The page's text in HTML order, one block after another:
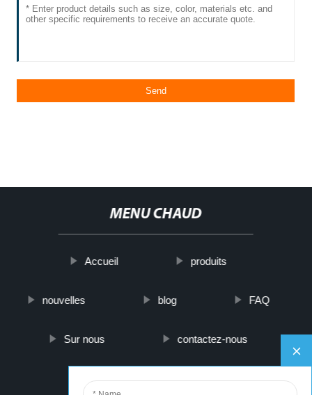
MENU CHAUD
Accueil produits
nouvelles blog FAQ
Sur nous contactez-nous
PARTNER COMPANY